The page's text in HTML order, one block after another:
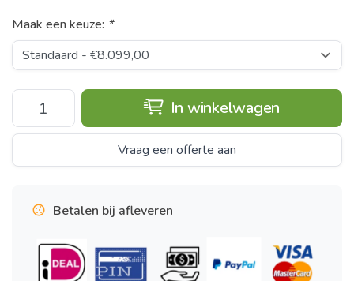
Maak een keuze: *
In winkelwagen
Vraag een offerte aan
Betalen bij afleveren